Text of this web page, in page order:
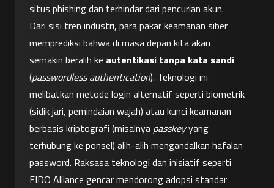
situs phishing dan terhindar dari pencurian akun.
Dari sisi tren industri, para pakar keamanan siber
memprediksi bahwa di masa depan kita akan
semakin beralih ke autentikasi tanpa kata sandi
(passwordless authentication). Teknologi ini
melibatkan metode login alternatif seperti biometrik
(sidik jari, pemindaian wajah) atau kunci keamanan
berbasis kriptografi (misalnya passkey yang
terhubung ke ponsel) alih-alih mengandalkan hafalan
password. Raksasa teknologi dan inisiatif seperti
FIDO Alliance gencar mendorong adopsi standar